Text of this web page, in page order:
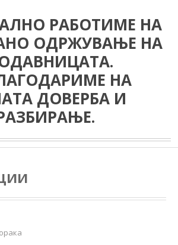
РАБОТИМЕ НА
ОДРЖУВАЊЕ НА
НА
ДОВЕРБА И